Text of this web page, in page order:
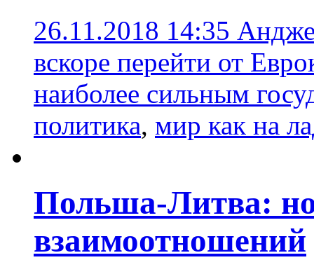
26.11.2018 14:35
вскоре перейти от
наиболее сильным
политика, мир как на
Польша-Литва:
взаимоотношений